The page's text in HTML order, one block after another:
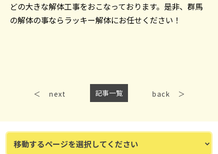
どの大きな解体工事をおこなっております。是非、群馬
の解体の事ならラッキー解体にお任せください！
next 記事一覧 back